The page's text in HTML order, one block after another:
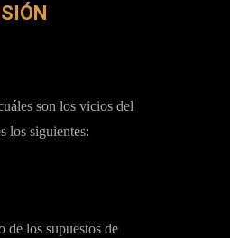
son los vicios del
los siguientes:
de los supuestos de